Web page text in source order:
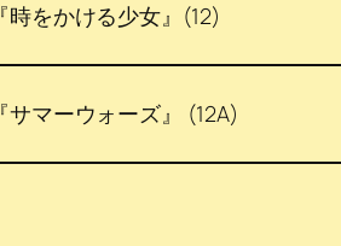
『時をかける少女』(12)
『サマーウォーズ』 (12A)